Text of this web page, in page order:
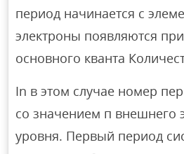
период начинается с
электроны появляются
основного кванта
In в этом случае номер
со значением п внешнего
уровня. Первый период